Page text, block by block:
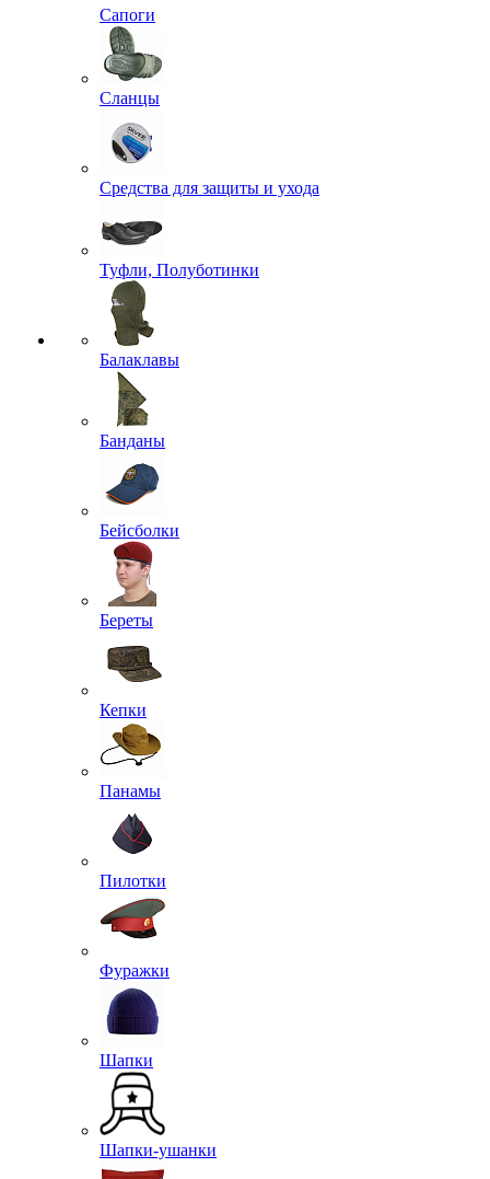
Сапоги
Сланцы
Средства для защиты и ухода
Туфли, Полуботинки
Балаклавы
Банданы
Бейсболки
Береты
Кепки
Панамы
Пилотки
Фуражки
Шапки
Шапки-ушанки